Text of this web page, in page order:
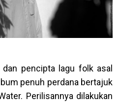
dan pencipta lagu folk asal
penuh perdana bertajuk
Perilisannya dilakukan